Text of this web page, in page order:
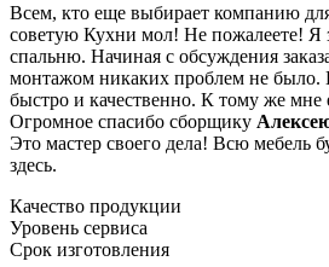
Всем, кто еще выбирает компанию
советую Кухни мол! Не пожалеете! Я
спальню. Начиная с обсуждения
монтажом никаких проблем не было.
быстро и качественно. К тому же мне
Огромное спасибо сборщику
Это мастер своего дела! Всю мебель
здесь.
Качество продукции
Уровень сервиса
Срок изготовления